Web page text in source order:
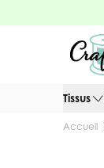
Tissus
Accueil